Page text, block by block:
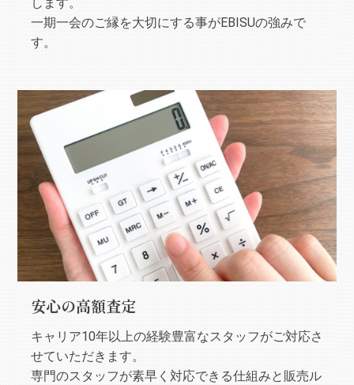
一期一会のご縁を大切にする事がEBISUの強みで
す。
安心の高額査定
キャリア10年以上の経験豊富なスタッフがご対応さ
せていただきます。
専門のスタッフが素早く対応できる仕組みと販売ル